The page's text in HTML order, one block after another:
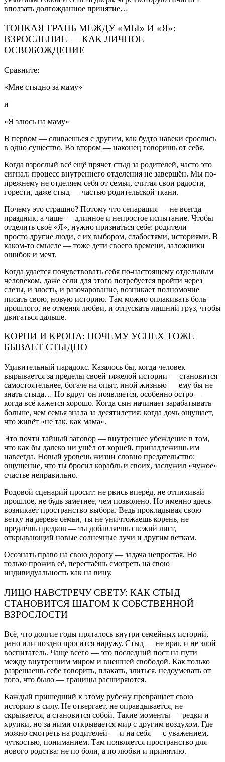
вползать долгожданное принятие…
ТОНКАЯ ГРАНЬ МЕЖДУ «МЫ» И «Я»:
ВЗРОСЛЕНИЕ — КАК ЛИЧНОЕ
ОСВОБОЖДЕНИЕ
Сравните:
«Мне стыдно за маму»
и
«Я злюсь на маму»
В первом — сливаешься с другим, как будто навеки срослись
в одно существо. Во втором — наконец говоришь от себя.
Когда взрослый всё ещё прячет стыд за родителей, часто это
сигнал: процесс внутреннего отделения не завершён. Мы по-
прежнему не отделяем себя от семьи, считая свои радости,
горести, даже стыд — частью родительской ткани.
Почему это страшно? Потому что сепарация — не всегда
праздник, а чаще — длинное и непростое испытание. Чтобы
отделить своё «Я», нужно признаться себе: родители —
просто другие люди, с их выбором, слабостями, историями. В
каком-то смысле — тоже дети своего времени, заложники
ошибок и мечт.
Когда удается почувствовать себя по-настоящему отдельным
человеком, даже если для этого потребуется пройти через
слезы, и злость, и разочарование, возникает полномочие
писать свою, новую историю. Там можно оплакивать боль
прошлого, не отменяя любви, и отпускать лишний груз, чтобы
двигаться дальше.
КОРНИ И КРОНА: ПОЧЕМУ УСПЕХ ТОЖЕ
БЫВАЕТ СТЫДНО
Удивительный парадокс. Казалось бы, когда человек
вырывается за пределы своей тяжелой истории — становится
самостоятельнее, богаче на опыт, иной жизнью — ему бы не
знать стыда… Но вдруг он появляется, особенно остро —
когда всё кажется хорошо. Когда сын начинает зарабатывать
больше, чем семья знала за десятилетия; когда дочь ощущает,
что живёт «не так, как мама».
Это почти тайный заговор — внутреннее убеждение в том,
что как бы далеко ни ушёл от корней, принадлежишь им
навсегда. Новый уровень жизни словно предательство:
ощущение, что ты бросил корабль и своих, заслужил «чужое»
счастье неправильно.
Родовой сценарий просит: не рвись вперёд, не отпихивай
прошлое, не будь заметнее, чем позволено. Но именно здесь
возникает пространство выбора. Ведь прокладывая свою
ветку на дереве семьи, ты не уничтожаешь корень, не
предаёшь предков — ты добавляешь свежий лист,
открывающий новые солнечные лучи и другим веткам.
Осознать право на свою дорогу — задача непростая. Но
только прожив её, перестаёшь смотреть на свою
индивидуальность как на вину.
ЛИЦО НАВСТРЕЧУ СВЕТУ: КАК СТЫД
СТАНОВИТСЯ ШАГОМ К СОБСТВЕННОЙ
ВЗРОСЛОСТИ
Всё, что долгие годы пряталось внутри семейных историй,
рано или поздно просится наружу. Стыд — не враг, и не злой
воспитатель. Чаще всего — это последний пост на пути
между внутренним миром и внешней свободой. Как только
разрешаешь себе говорить, плакать, злиться, недоумевать от
того, что было — границы расширяются.
Каждый пришедший к этому рубежу превращает свою
историю в силу. Не отвергает, не оправдывается, не
скрывается, а становится собой. Такие моменты — редки и
хрупки, но за ними открывается мир с другим воздухом. Где
можно смотреть на родителей — и на себя — с уважением,
чуткостью, пониманием. Там появляется пространство для
нового родства: не по боли, а по любви и принятию.